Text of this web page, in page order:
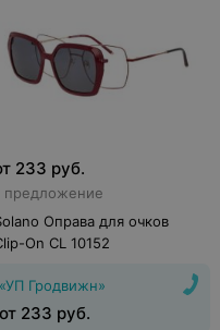
233 руб.
предложение
Оправа для очков
On CL 10152
«УП Гродвижн»
от 233 руб.